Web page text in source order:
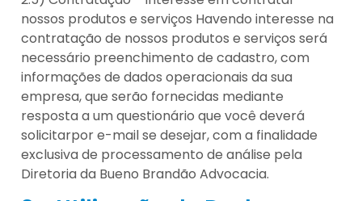
nossos produtos e serviços Havendo interesse na
contratação de nossos produtos e serviços será
necessário preenchimento de cadastro, com
informações de dados operacionais da sua
empresa, que serão fornecidas mediante
resposta a um questionário que você deverá
solicitarpor e-mail se desejar, com a finalidade
exclusiva de processamento de análise pela
Diretoria da Bueno Brandão Advocacia.